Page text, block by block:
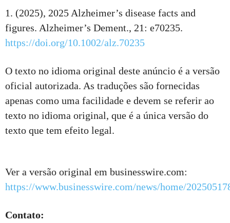
1. (2025), 2025 Alzheimer’s disease facts and
figures. Alzheimer’s Dement., 21: e70235.
https://doi.org/10.1002/alz.70235
O texto no idioma original deste anúncio é a versão
oficial autorizada. As traduções são fornecidas
apenas como uma facilidade e devem se referir ao
texto no idioma original, que é a única versão do
texto que tem efeito legal.
Ver a versão original em businesswire.com:
https://www.businesswire.com/news/home/
Contato: